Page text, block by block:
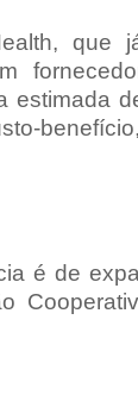
que
estimada
é de